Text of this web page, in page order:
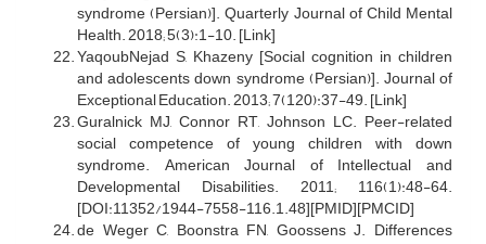
syndrome (Persian)]. Quarterly Journal of Child Mental
Health. 2018; 5(3):1-10. [Link]
YaqoubNejad‎ S, Khazeny‎ [Social cognition in children
and adolescents down syndrome (Persian)]. Journal of
Exceptional Education. 2013; 7(120):37-49. [Link]
Guralnick MJ, Connor RT, Johnson LC. Peer-related
social competence of young children with down
syndrome. American Journal of Intellectual and
Developmental Disabilities. 2011; 116(1):48-64.
[DOI:11352/1944-7558-116.1.48][PMID][PMCID]
de Weger C, Boonstra FN, Goossens J. Differences